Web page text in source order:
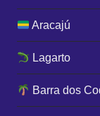
Aracajú
Lagarto
Barra dos